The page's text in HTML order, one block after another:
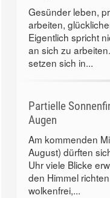
Gesünder leben,
arbeiten,
Eigentlich spricht
an sich zu
setzen sich in...
Partielle
Augen
Am kommenden
August) dürften
Uhr viele Blicke
den Himmel
wolkenfrei,...